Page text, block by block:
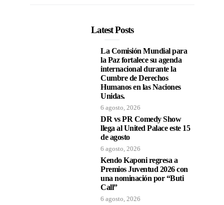
Latest Posts
La Comisión Mundial para
la Paz fortalece su agenda
internacional durante la
Cumbre de Derechos
Humanos en las Naciones
Unidas.
6 agosto, 2026
DR vs PR Comedy Show
llega al United Palace este 15
de agosto
6 agosto, 2026
Kendo Kaponi regresa a
Premios Juventud 2026 con
una nominación por “Buti
Call”
6 agosto, 2026